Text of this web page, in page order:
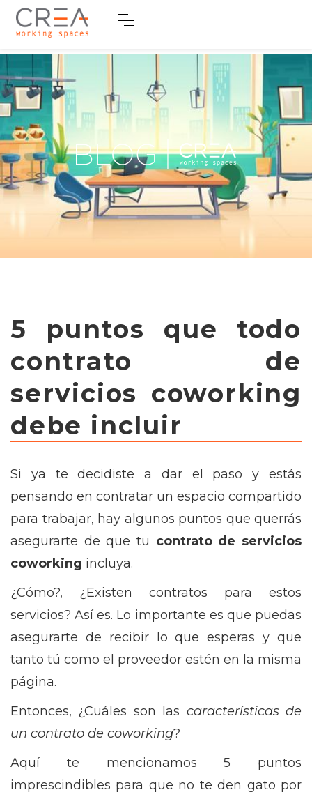
5 puntos que todo
contrato de
servicios coworking
debe incluir
Si ya te decidiste a dar el paso y estás
pensando en contratar un espacio compartido
para trabajar, hay algunos puntos que querrás
asegurarte de que tu contrato de servicios
coworking incluya.
¿Cómo?, ¿Existen contratos para estos
servicios? Así es. Lo importante es que puedas
asegurarte de recibir lo que esperas y que
tanto tú como el proveedor estén en la misma
página.
Entonces, ¿Cuáles son las características de
un contrato de coworking?
Aquí te mencionamos 5 puntos
imprescindibles para que no te den gato por